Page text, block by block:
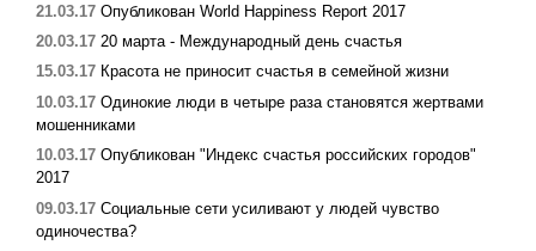
21.03.17 Опубликован World Happiness Report 2017
20.03.17 20 марта - Международный день счастья
15.03.17 Красота не приносит счастья в семейной жизни
10.03.17 Одинокие люди в четыре раза становятся жертвами
мошенниками
10.03.17 Опубликован "Индекс счастья российских городов"
2017
09.03.17 Социальные сети усиливают у людей чувство
одиночества?